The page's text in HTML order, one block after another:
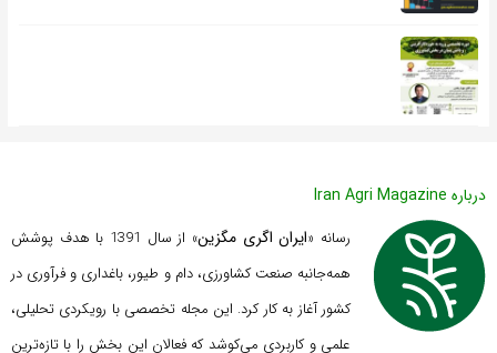
درباره Iran Agri Magazine
رسانه «ایران اگری مگزین
» از سال 1391 با هدف پوشش
همه‌جانبه صنعت کشاورزی، دام و طیور، باغداری و فرآوری در
کشور آغاز به کار کرد. این مجله تخصصی با رویکردی تحلیلی،
علمی و کاربردی می‌کوشد که فعالان این بخش را با تازه‌ترین